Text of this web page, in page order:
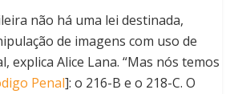
não há uma lei destinada,
de imagens com uso de
explica Alice Lana. “Mas nós temos
Penal]: o 216-B e o 218-C. O